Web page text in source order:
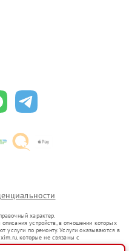
характер.
устройств, в отношении которых
услуги по ремонту. Услуги оказываются в
которые не связаны с
представителями.